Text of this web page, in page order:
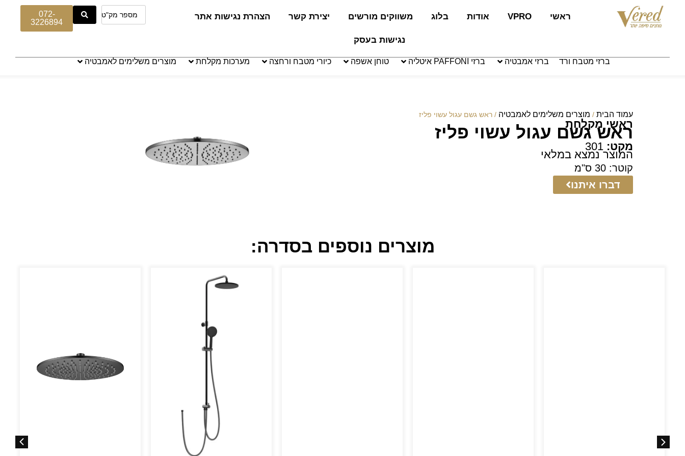
ראשי VPRO אודות בלוג משווקים מורשים יצירת קשר הצהרת נגישות אתר
נגישות בעסק
072-
3226894
ברזי מטבח ורד ברזי אמבטיה ברזי PAFFONI איטליה טוחן אשפה כיורי מטבח ורחצה מערכות מקלחת מוצרים משלימים לאמבטיה
עמוד הבית / מוצרים משלימים לאמבטיה / ראש גשם עגול עשוי פליז
ראשי מקלחת
ראש גשם עגול עשוי פליז
מקט:
המוצר נמצא במלאי
קוטר: 30 ס"מ
דברו איתנו
מוצרים נוספים בסדרה: